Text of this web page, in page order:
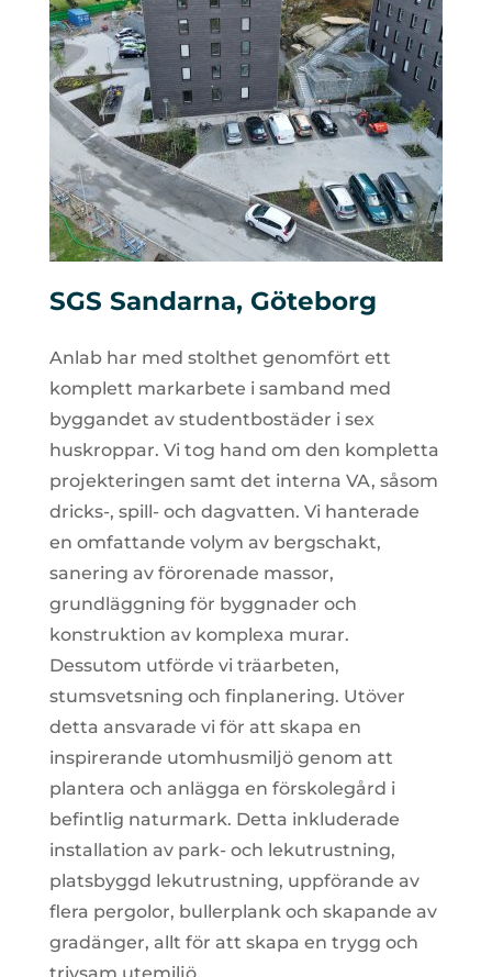
SGS Sandarna, Göteborg
Anlab har med stolthet genomfört ett
komplett markarbete i samband med
byggandet av studentbostäder i sex
huskroppar. Vi tog hand om den kompletta
projekteringen samt det interna VA, såsom
dricks-, spill- och dagvatten. Vi hanterade
en omfattande volym av bergschakt,
sanering av förorenade massor,
grundläggning för byggnader och
konstruktion av komplexa murar.
Dessutom utförde vi träarbeten,
stumsvetsning och finplanering. Utöver
detta ansvarade vi för att skapa en
inspirerande utomhusmiljö genom att
plantera och anlägga en förskolegård i
befintlig naturmark. Detta inkluderade
installation av park- och lekutrustning,
platsbyggd lekutrustning, uppförande av
flera pergolor, bullerplank och skapande av
gradänger, allt för att skapa en trygg och